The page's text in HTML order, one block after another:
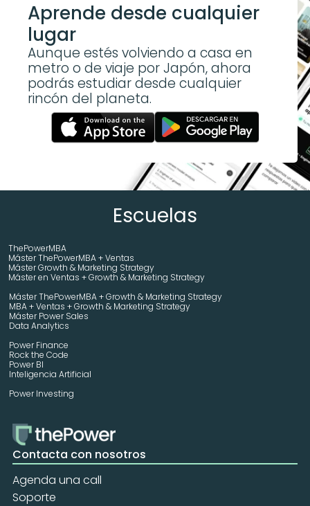
Aprende desde cualquier
lugar
Aunque estés volviendo a casa en
metro o de viaje por Japón, ahora
podrás estudiar desde cualquier
rincón del planeta.
Escuelas
ThePowerMBA
Máster ThePowerMBA + Ventas
Máster Growth & Marketing Strategy
Máster en Ventas + Growth & Marketing Strategy
Máster ThePowerMBA + Growth & Marketing Strategy
MBA + Ventas + Growth & Marketing Strategy
Máster Power Sales
Data Analytics
Power Finance
Rock the Code
Power BI
Inteligencia Artificial
Power Investing
Contacta con nosotros
Agenda una call
Soporte